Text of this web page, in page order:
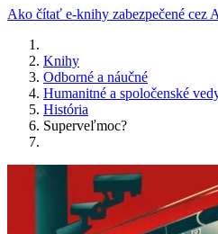
Ako čítať e-knihy zabezpečené cez
Knihy
Odborné a náučné
Humanitné a spoločenské
História
Superveľmoc?